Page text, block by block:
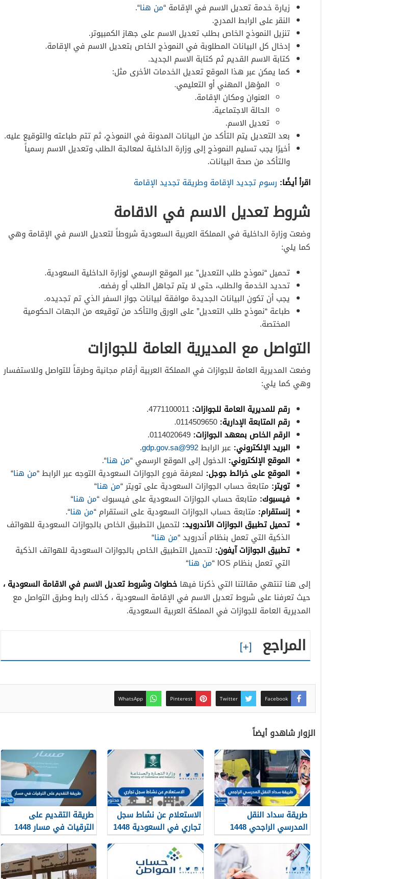
زيارة خدمة تعديل الاسم في الإقامة “من هنا“.
النقر على الرابط المدرج.
تنزيل النموذج الخاص بطلب تعديل الاسم على جهاز الكمبيوتر.
إدخال كل البيانات المطلوبة في النموذج الخاص بتعديل الاسم في الإقامة.
كتابة الاسم القديم ثم كتابة الاسم الجديد.
كما يمكن عبر هذا الموقع تعديل الخدمات الأخرى مثل:
المؤهل المهني أو التعليمي.
العنوان ومكان الإقامة.
الحالة الاجتماعية.
تعديل الاسم.
بعد التعديل يتم التأكد من البيانات المدونة في النموذج، ثم تتم طباعته والتوقيع عليه.
أخيرًا يجب تسليم النموذج إلى وزارة الداخلية لمعالجة الطلب وتعديل الاسم رسمياً
والتأكد من صحة البيانات.
اقرأ أيضًا: رسوم تجديد الإقامة وطريقة تجديد الإقامة
شروط تعديل الاسم في الاقامة
وضعت وزارة الداخلية في المملكة العربية السعودية شروطاً لتعديل الاسم في الإقامة وهي
كما يلي:
تحميل “نموذج طلب التعديل” عبر الموقع الرسمي لوزارة الداخلية السعودية.
تحديد الخدمة والطلب، حتى لا يتم تجاهل الطلب أو رفضه.
يجب أن تكون البيانات الجديدة موافقة لبيانات جواز السفر الذي تم تجديده.
طباعة “نموذج طلب التعديل” على الورق والتأكد من توقيعه من الجهات الحكومية
المختصة.
التواصل مع المديرية العامة للجوازات
وضعت المديرية العامة للجوازات في المملكة العربية أرقام مجانية وطرقاً للتواصل وللاستفسار
وهي كما يلي:
رقم للمديرية العامة للجوازات:
رقم المتابعة الإدارية:
الرقم الخاص بمعهد الجوازات:
البريد الإلكتروني: عبر الرابط992@gdp.gov.sa
.
الموقع الإلكتروني: الدخول إلى الموقع الرسمي “من هنا“.
الموقع على خرائط جوجل: لمعرفة فروع الجوازات السعودية التوجه عبر الرابط “من هنا“
تويتر: متابعة حساب الجوازات السعودية على تويتر “من هنا“
فيسبوك: متابعة حساب الجوازات السعودية على فيسبوك “من هنا“
إنستقرام: متابعة حساب الجوازات السعودية على انستقرام “من هنا“.
تحميل تطبيق الجوازات الأندرويد: لتحميل التطبيق الخاص بالجوازات السعودية للهواتف
الذكية التي تعمل بنظام أندرويد “من هنا“
تطبيق الجوازات آيفون: لتحميل التطبيق الخاص بالجوازات السعودية للهواتف الذكية
التي تعمل بنظام IOS “
من هنا“
إلى هنا تنتهي مقالتنا التي ذكرنا فيها خطوات وشروط تعديل الاسم في الاقامة السعودية ،
حيث تعرفنا على شروط تعديل الاسم في الإقامة السعودية ، كذلك رابط وطرق التواصل مع
المديرية العامة للجوازات في المملكة العربية السعودية.
المراجع
Facebook
Twitter
Pinterest
WhatsApp
الزوار شاهدو أيضاً
طريقة سداد النقل
المدرسي الراجحي 1448
الاستعلام عن نشاط سجل
تجاري في السعودية 1448
طريقة التقديم على
الترقيات في مسار 1448